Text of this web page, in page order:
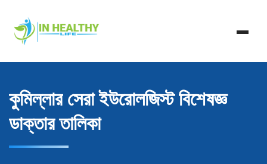
content
In Healthy Life
In Healthy Life, Healthy Life, Health Life, Doctor List,
Doctor Listing
কুমিল্লার সেরা ইউরোলজিস্ট বিশেষজ্ঞ
ডাক্তার তালিকা